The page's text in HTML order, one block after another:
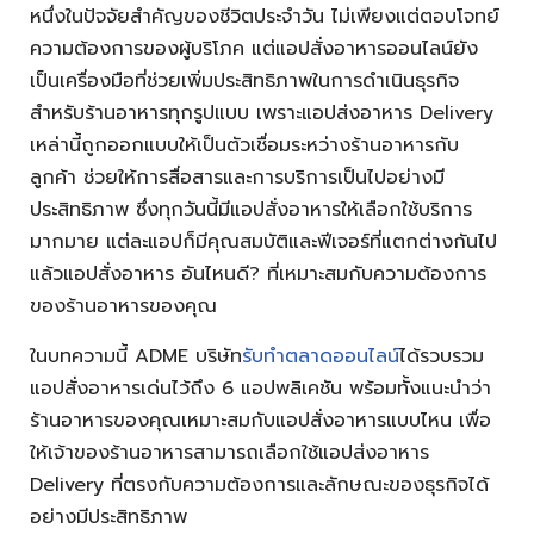
หนึ่งในปัจจัยสำคัญของชีวิตประจำวัน ไม่เพียงแต่ตอบโจทย์
ความต้องการของผู้บริโภค แต่แอปสั่งอาหารออนไลน์ยัง
เป็นเครื่องมือที่ช่วยเพิ่มประสิทธิภาพในการดำเนินธุรกิจ
สำหรับร้านอาหารทุกรูปแบบ เพราะแอปส่งอาหาร Delivery
เหล่านี้ถูกออกแบบให้เป็นตัวเชื่อมระหว่างร้านอาหารกับ
ลูกค้า ช่วยให้การสื่อสารและการบริการเป็นไปอย่างมี
ประสิทธิภาพ ซึ่งทุกวันนี้มีแอปสั่งอาหารให้เลือกใช้บริการ
มากมาย แต่ละแอปก็มีคุณสมบัติและฟีเจอร์ที่แตกต่างกันไป
แล้วแอปสั่งอาหาร อันไหนดี? ที่เหมาะสมกับความต้องการ
ของร้านอาหารของคุณ
ในบทความนี้ ADME บริษัทรับทำตลาดออนไลน์ได้รวบรวม
แอปสั่งอาหารเด่นไว้ถึง 6 แอปพลิเคชัน พร้อมทั้งแนะนำว่า
ร้านอาหารของคุณเหมาะสมกับแอปสั่งอาหารแบบไหน เพื่อ
ให้เจ้าของร้านอาหารสามารถเลือกใช้แอปส่งอาหาร
Delivery ที่ตรงกับความต้องการและลักษณะของธุรกิจได้
อย่างมีประสิทธิภาพ